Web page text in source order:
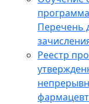
Перечень
Реестр